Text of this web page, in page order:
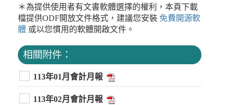
＊為提供使用者有文書軟體選擇的權利，本頁下載
檔提供ODF開放文件格式，建議您安裝 免費開源軟
體 或以您慣用的軟體開啟文件。
相關附件：
113年01月會計月報
113年02月會計月報